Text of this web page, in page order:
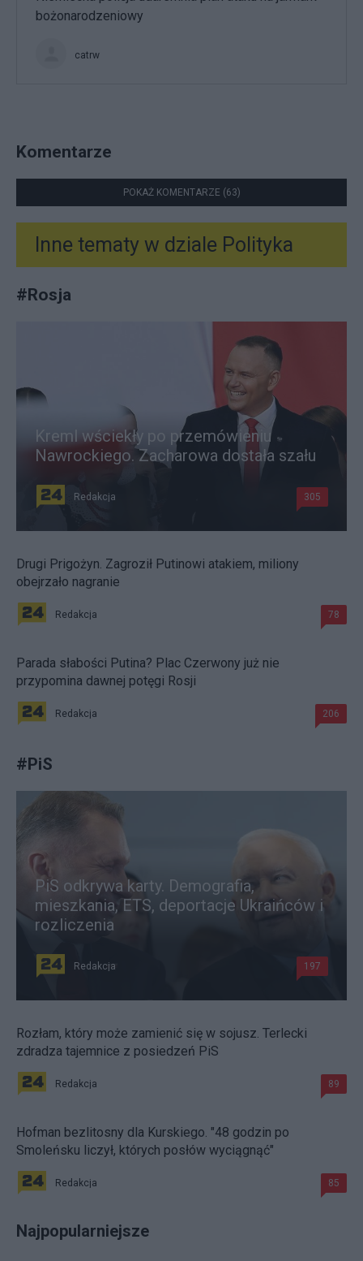
bożonarodzeniowy
catrw
Komentarze
POKAŻ KOMENTARZE (63)
Inne tematy w dziale Polityka
#Rosja
Kreml wściekły po przemówieniu
Nawrockiego. Zacharowa dostała szału
Redakcja 305
Drugi Prigożyn. Zagroził Putinowi atakiem, miliony
obejrzało nagranie
Redakcja 78
Parada słabości Putina? Plac Czerwony już nie
przypomina dawnej potęgi Rosji
Redakcja 206
#PiS
PiS odkrywa karty. Demografia,
mieszkania, ETS, deportacje Ukraińców i
rozliczenia
Redakcja 197
Rozłam, który może zamienić się w sojusz. Terlecki
zdradza tajemnice z posiedzeń PiS
Redakcja 89
Hofman bezlitosny dla Kurskiego. "48 godzin po
Smoleńsku liczył, których posłów wyciągnąć"
Redakcja 85
Najpopularniejsze